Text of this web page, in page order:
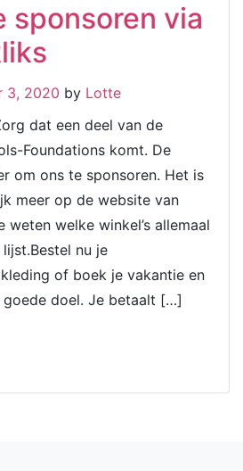
sponsoren via
3, 2020 by Lotte
dat een deel van de
Foundations komt. De
om ons te sponsoren. Het is
meer op de website van
weten welke winkel’s allemaal
nu je
of boek je vakantie en
goede doel. Je betaalt […]